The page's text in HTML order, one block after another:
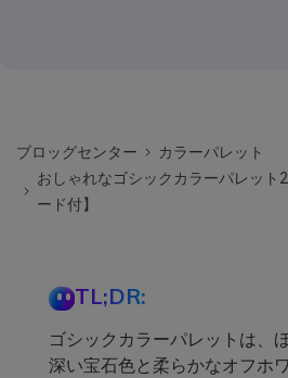
ブロッグセンター
カラーパレット
おしゃれなゴシックカラーパレット
ード付】
TL;DR:
ゴシックカラーパレットは、
深い宝石色と柔らかなオフホ